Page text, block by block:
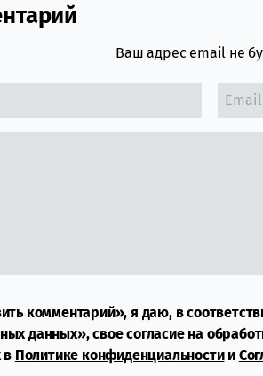
Ваш адрес email не
комментарий», я даю, в
данных», свое согласие на
в Политике конфиденциальностии